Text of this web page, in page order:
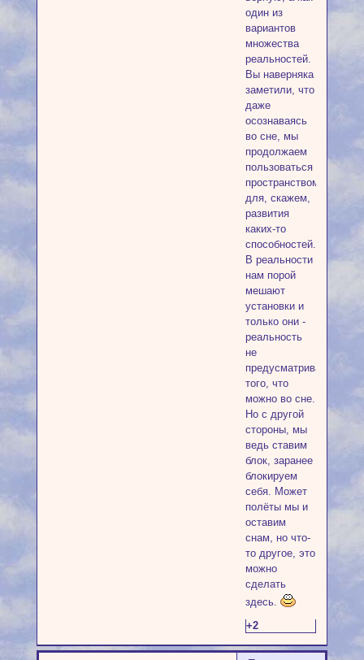
один из
вариантов
множества
реальностей.
Вы наверняка
заметили, что
даже
осознаваясь
во сне, мы
продолжаем
пользоваться
пространством
для, скажем,
развития
каких-то
способностей.
В реальности
нам порой
мешают
установки и
только они -
реальность
не
предусматривает
того, что
можно во сне.
Но с другой
стороны, мы
ведь ставим
блок, заранее
блокируем
себя. Может
полёты мы и
оставим
снам, но что-
то другое, это
можно
сделать
здесь.
+2